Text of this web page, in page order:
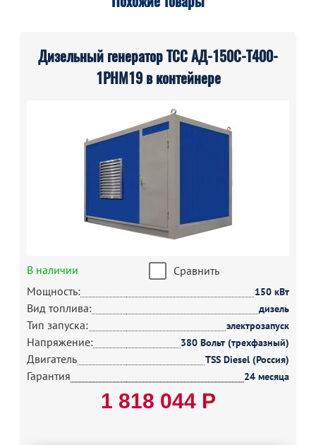
Дизельный генератор ТСС АД-150С-Т400-
1РНМ19 в контейнере
В наличии
Сравнить
Мощность:
150 кВт
Вид топлива: дизель
Тип запуска: электрозапуск
Напряжение: 380 Вольт (трехфазный)
Двигатель TSS Diesel (Россия)
Гарантия 24 месяца
1 818 044 Р